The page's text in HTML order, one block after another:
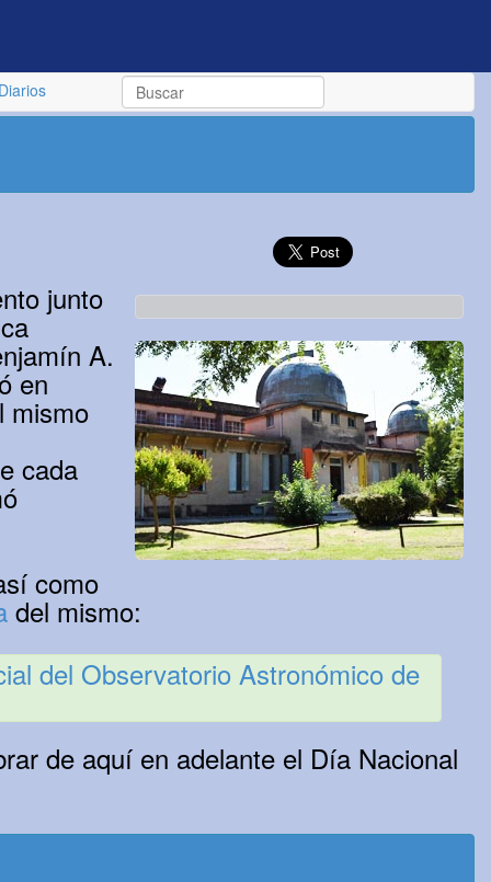
Diarios
junto
A.
en
mismo
cada
como
del mismo:
del Observatorio Astronómico de
de aquí en adelante el Día Nacional